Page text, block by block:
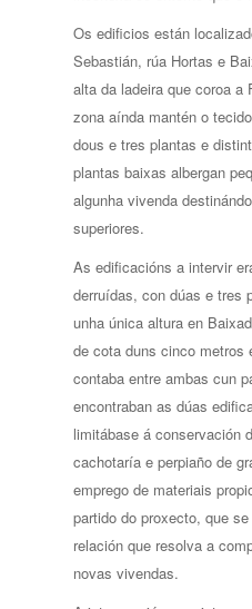
Os edificios están
Sebastián, rúa Hortas e
alta da ladeira que coroa
zona aínda mantén o
dous e tres plantas e
plantas baixas albergan
algunha vivenda
superiores.
As edificacións a intervir
derruídas, con dúas e tres
unha única altura en
de cota duns cinco metros
contaba entre ambas cun
encontraban as dúas
limitábase á conservación
cachotaría e perpiaño de
emprego de materiais
partido do proxecto, que
relación que resolva a
novas vivendas.